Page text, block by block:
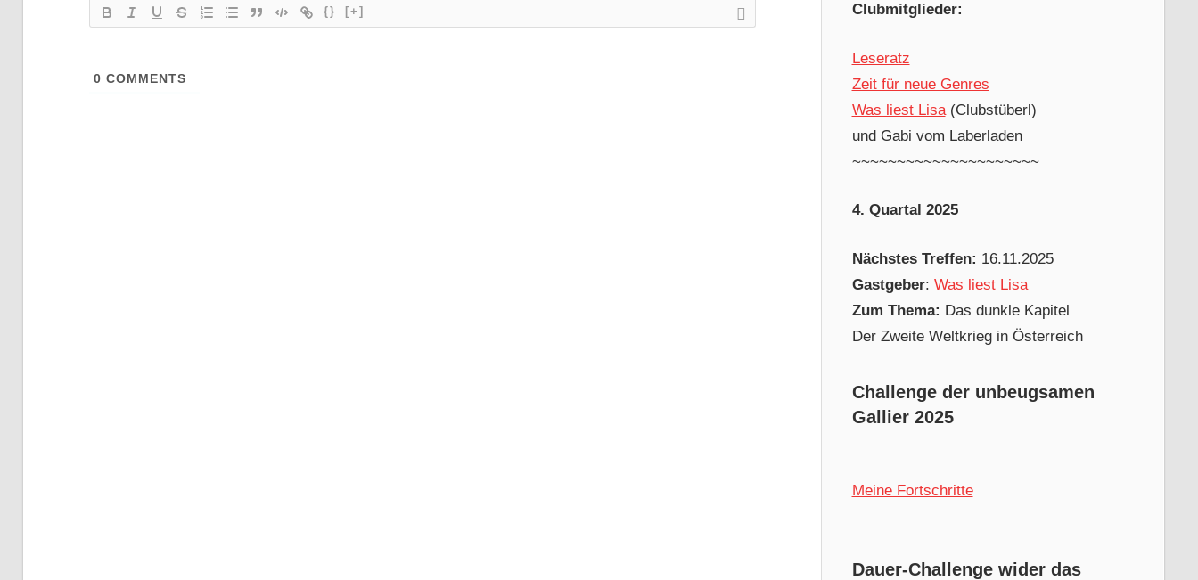
{} [+]
0 COMMENTS
Clubmitglieder:
Leseratz
Zeit für neue Genres
Was liest Lisa(Clubstüberl)
und Gabi vom Laberladen
~~~~~~~~~~~~~~~~~~~~~
4. Quartal 2025
Nächstes Treffen: 16.11.2025
Gastgeber: Was liest Lisa
Zum Thema: Das dunkle Kapitel
Der Zweite Weltkrieg in Österreich
Challenge der unbeugsamen
Gallier 2025
Meine Fortschritte
Dauer-Challenge wider das